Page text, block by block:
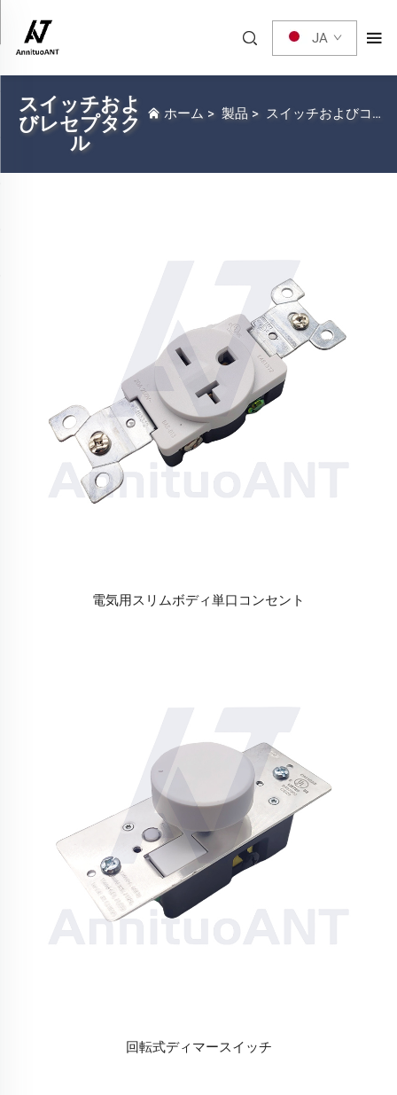
JA
スイッチおよ
びレセプタク
ル
ホーム > 製品 > スイッチおよびコンセント
電気用スリムボディ単口コンセント
回転式ディマースイッチ